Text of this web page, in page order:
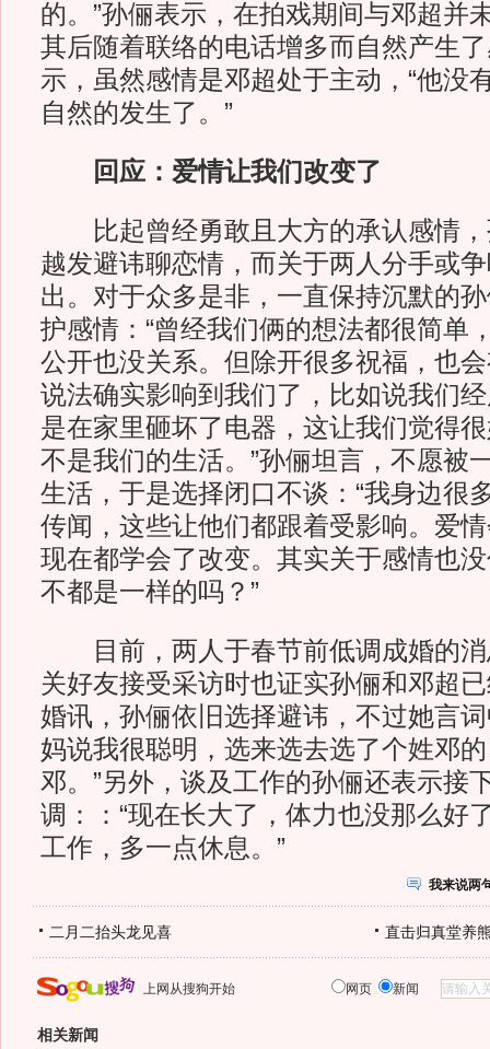
的。”孙俪表示，在拍戏期间与邓超并
其后随着联络的电话增多而自然产生
示，虽然感情是邓超处于主动，“他没
自然的发生了。”
回应：爱情让我们改变了
比起曾经勇敢且大方的承认感情，
越发避讳聊恋情，而关于两人分手或
出。对于众多是非，一直保持沉默的
护感情：“曾经我们俩的想法都很简单
公开也没关系。但除开很多祝福，也
说法确实影响到我们了，比如说我们
是在家里砸坏了电器，这让我们觉得
不是我们的生活。”孙俪坦言，不愿被
生活，于是选择闭口不谈：“我身边很
传闻，这些让他们都跟着受影响。爱
现在都学会了改变。其实关于感情也
不都是一样的吗？”
目前，两人于春节前低调成婚的消
关好友接受采访时也证实孙俪和邓超
婚讯，孙俪依旧选择避讳，不过她言
妈说我很聪明，选来选去选了个姓邓
邓。”另外，谈及工作的孙俪还表示接
调：：“现在长大了，体力也没那么好
工作，多一点休息。”
我来说两
二月二抬头龙见喜 直击归真堂养
上网从搜狗开始 网页 新闻
相关新闻